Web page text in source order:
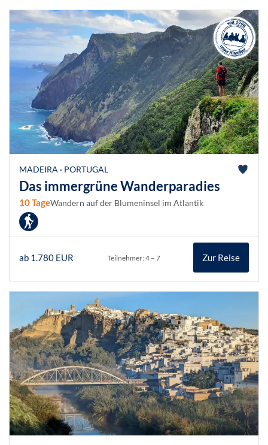
MADEIRA · PORTUGAL
Das immergrüne Wanderparadies
10 TageWandern auf der Blumeninsel im Atlantik
ab 1.780 EUR Teilnehmer: 4 – 7 Zur Reise